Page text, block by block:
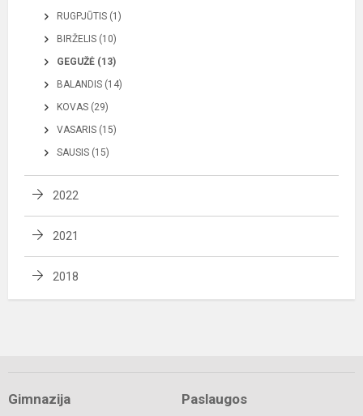
RUGPJŪTIS (1)
BIRŽELIS (10)
GEGUŽĖ (13)
BALANDIS (14)
KOVAS (29)
VASARIS (15)
SAUSIS (15)
2022
2021
2018
Gimnazija Paslaugos